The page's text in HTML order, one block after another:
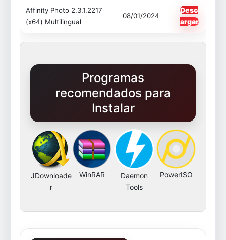
Affinity Photo 2.3.1.2217
(x64) Multilingual
08/01/2024
Desc
argar
Programas
recomendados para
Instalar
JDownloade
r
WinRAR
Daemon
Tools
PowerISO